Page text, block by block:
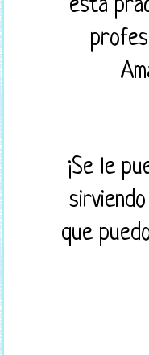
esta
¡Se le
que